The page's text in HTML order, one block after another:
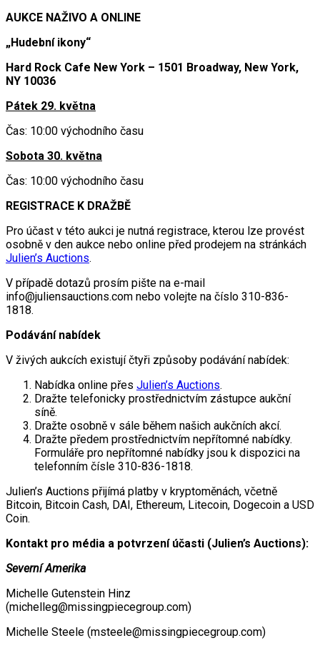
AUKCE NAŽIVO A ONLINE
„Hudební ikony“
Hard Rock Cafe New York – 1501 Broadway, New York,
NY 10036
Pátek 29. května
Čas: 10:00 východního času
Sobota 30. května
Čas: 10:00 východního času
REGISTRACE K DRAŽBĚ
Pro účast v této aukci je nutná registrace, kterou lze provést
osobně v den aukce nebo online před prodejem na stránkách
Julien’s Auctions.
V případě dotazů prosím pište na e-mail
info@juliensauctions.com nebo volejte na číslo 310-836-
1818.
Podávání nabídek
V živých aukcích existují čtyři způsoby podávání nabídek:
Nabídka online přes Julien’s Auctions.
Dražte telefonicky prostřednictvím zástupce aukční
síně.
Dražte osobně v sále během našich aukčních akcí.
Dražte předem prostřednictvím nepřítomné nabídky.
Formuláře pro nepřítomné nabídky jsou k dispozici na
telefonním čísle 310-836-1818.
Julien’s Auctions přijímá platby v kryptoměnách, včetně
Bitcoin, Bitcoin Cash, DAI, Ethereum, Litecoin, Dogecoin a USD
Coin.
Kontakt pro média a potvrzení účasti (Julien’s Auctions):
Severní Amerika
Michelle Gutenstein Hinz
(michelleg@missingpiecegroup.com)
Michelle Steele (msteele@missingpiecegroup.com)